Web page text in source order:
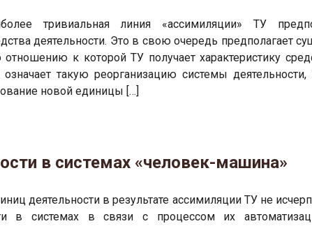
тривиальная линия «ассимиляции» ТУ
деятельности. Это в свою очередь предполагает
к которой ТУ получает характеристику
такую реорганизацию системы деятельности,
новой единицы […]
в системах «человек-машина»
деятельности в результате ассимиляции ТУ не
в системах в связи с процессом их